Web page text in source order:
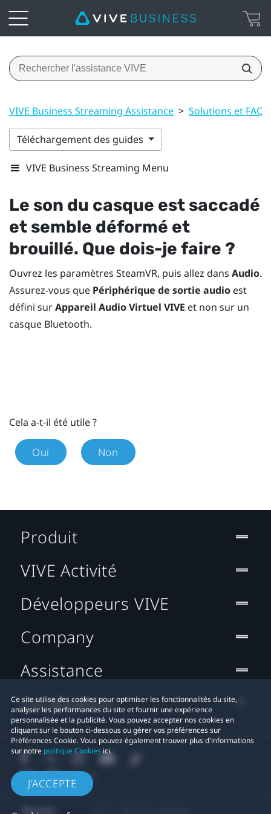
VIVE Business Streaming Assistance > Solutions et FAQ
Téléchargement des guides
VIVE Business Streaming Menu
Le son du casque est saccadé
et semble déformé et
brouillé. Que dois-je faire ?
Ouvrez les paramètres SteamVR, puis allez dans Audio.
Assurez-vous que Périphérique de sortie audio est
défini surAppareil Audio Virtuel VIVE et non sur un
casque Bluetooth.
Cela a-t-il été utile ?
Oui Non
Ce site utilise des cookies pour optimiser les fonctionnalités du site,
analyser les performances du site et fournir une expérience
personnalisée et la publicité. Vous pouvez accepter nos cookies en
cliquant sur le bouton ci-dessous ou gérer vos préférences sur
Préférences Cookie. Vous pouvez également trouver plus d'informations
sur notre politique Cookiesici.
J'ACCEPTE
Produit
VIVE Activité
Développeurs VIVE
Company
Assistance
Localisation